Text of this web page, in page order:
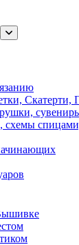
спицами,